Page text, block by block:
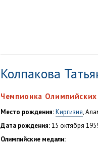
Колпакова
Чемпионка
Место рождения:Киргизия,
Дата рождения:15 октября
Олимпийские медали: